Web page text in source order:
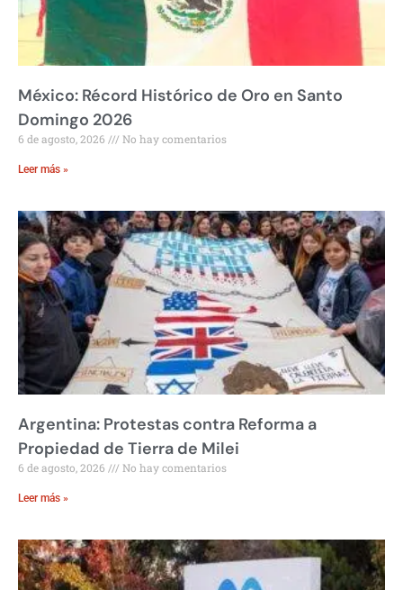
México: Récord Histórico de Oro en Santo
Domingo 2026
6 de agosto, 2026 No hay comentarios
Leer más »
Argentina: Protestas contra Reforma a
Propiedad de Tierra de Milei
6 de agosto, 2026 No hay comentarios
Leer más »